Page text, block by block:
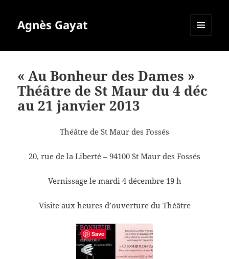
Agnès Gayat
« Au Bonheur des Dames »
Théâtre de St Maur du 4 déc
au 21 janvier 2013
Théâtre de St Maur des Fossés
20, rue de la Liberté – 94100 St Maur des Fossés
Vernissage le mardi 4 décembre 19 h
Visite aux heures d’ouverture du Théâtre
Save